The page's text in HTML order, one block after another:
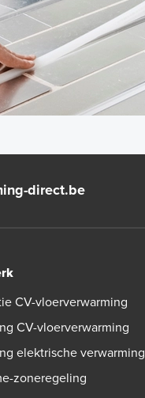
direct.be
CV-vloerverwarming
CV-vloerverwarming
elektrische verwarming
zoneregeling